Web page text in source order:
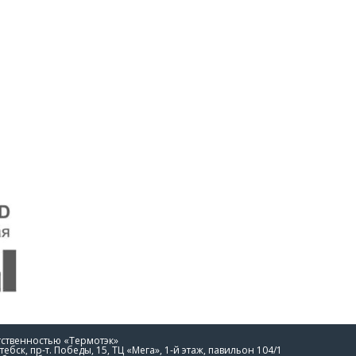
«Термотэк»
пр-т. Победы, 15, ТЦ «Мега», 1-й этаж, павильон 104/1